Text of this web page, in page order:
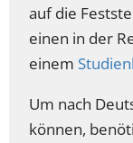
auf die
einen in der
einem
Um nach
können,